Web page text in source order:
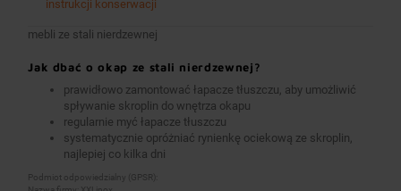
instrukcji konserwacji
mebli ze stali nierdzewnej
Jak dbać o okap ze stali nierdzewnej?
prawidłowo zamontować łapacze tłuszczu, aby umożliwić
spływanie skroplin do wnętrza okapu
regularnie myć łapacze tłuszczu
systematycznie opróżniać rynienkę ociekową ze skroplin,
najlepiej co kilka dni
Podmiot odpowiedzialny (GPSR):